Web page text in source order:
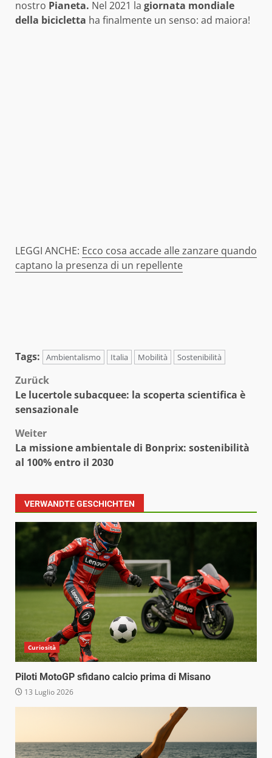
nostro Pianeta. Nel 2021 la giornata mondiale
della bicicletta ha finalmente un senso: ad maiora!
LEGGI ANCHE: Ecco cosa accade alle zanzare quando
captano la presenza di un repellente
Tags: Ambientalismo Italia Mobilità Sostenibilità
Beitragsnavigation
Zurück
Le lucertole subacquee: la scoperta scientifica è
sensazionale
Weiter
La missione ambientale di Bonprix: sostenibilità
al 100% entro il 2030
VERWANDTE GESCHICHTEN
Curiosità
Piloti MotoGP sfidano calcio prima di Misano
13 Luglio 2026